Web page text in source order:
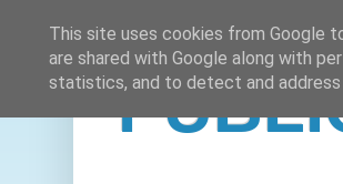
This site uses cookies from Google
are shared with Google along with
statistics, and to detect and address